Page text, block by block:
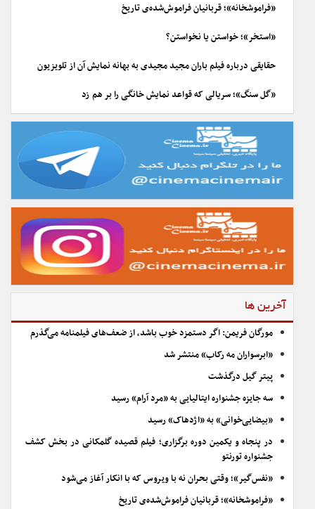
«فراموشخانه»؛ قربانیان فراموش‌شده‌ی تاریخ
«استخر»؛ خواستن یا نخواستن؟
حقایقی درباره فیلم باران مجید مجیدی به بهانه نمایش آن از تلویزیون
«گل سنگ»؛ سریالی که قواعد نمایش خانگی را بر هم زد
آخرین ها
مورگان فریمن: اگر دستمزد خوب باشد، از ضعف‌های فیلمنامه می‌گذرم
«ابرسواران مه رکاب» منتشر شد
پیتر گیل درگذشت
سه جایزه جشنواره ایتالیایی به «مرد آرام» رسید
«بیضایی‌خوانی» به «اژدهاک» رسید
در پنجاه و یکمین دوره برگزاری؛ فیلم قصیده گلمکانی در بخش کشف
جشنواره تورنتو
«نفس‌گیر»؛ وقتی بحران نه با ویروس که با انکار آغاز می‌شود
«فراموشخانه»؛ قربانیان فراموش‌شده‌ی تاریخ